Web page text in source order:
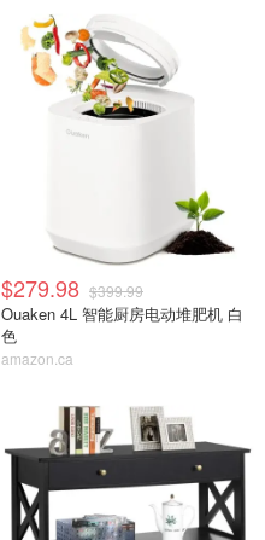
$279.98 $399.99
Ouaken 4L 智能厨房电动堆肥机 白
色
amazon.ca